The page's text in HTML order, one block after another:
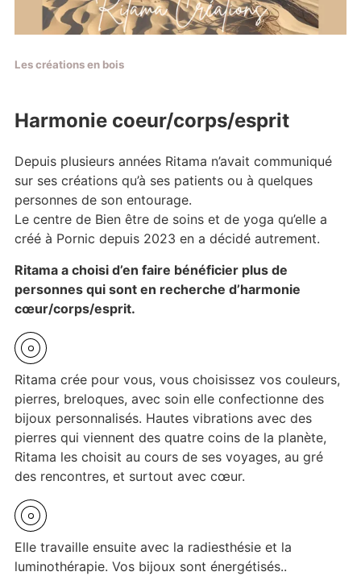
Les créations en bois
Harmonie coeur/corps/esprit
Depuis plusieurs années Ritama n’avait communiqué
sur ses créations qu’à ses patients ou à quelques
personnes de son entourage.
Le centre de Bien être de soins et de yoga qu’elle a
créé à Pornic depuis 2023 en a décidé autrement.
Ritama a choisi d’en faire bénéficier plus de
personnes qui sont en recherche d’harmonie
cœur/corps/esprit.
Ritama crée pour vous, vous choisissez vos couleurs,
pierres, breloques, avec soin elle confectionne des
bijoux personnalisés. Hautes vibrations avec des
pierres qui viennent des quatre coins de la planète,
Ritama les choisit au cours de ses voyages, au gré
des rencontres, et surtout avec cœur.
Elle travaille ensuite avec la radiesthésie et la
luminothérapie. Vos bijoux sont énergétisés..